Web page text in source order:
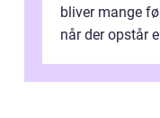
bliver mange
når der opstår